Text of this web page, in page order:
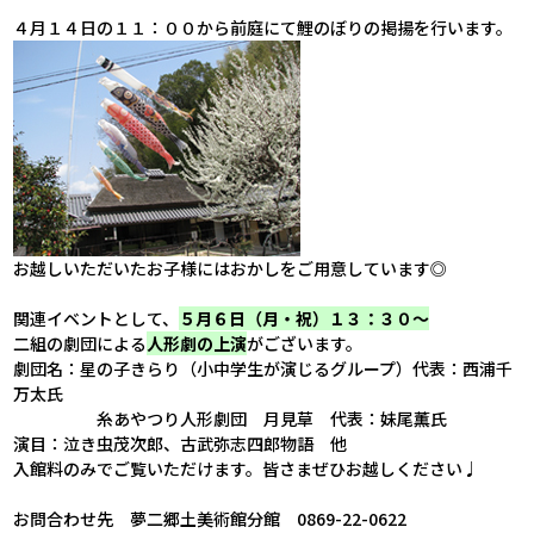
４月１４日の１１：００から前庭にて鯉のぼりの掲揚を行います。
お越しいただいたお子様にはおかしをご用意しています◎
関連イベントとして、
５月６日（月・祝）１３：３０～
二組の劇団による 人形劇の上演がございます。
劇団名：星の子きらり（小中学生が演じるグループ）代表：西浦千
万太氏
糸あやつり人形劇団 月見草 代表：妹尾薫氏
演目：泣き虫茂次郎、古武弥志四郎物語 他
入館料のみでご覧いただけます。皆さまぜひお越しください♩
お問合わせ先 夢二郷土美術館分館 0869-22-0622